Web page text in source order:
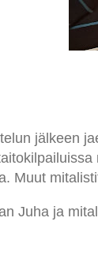
jälkeen
Muut
Juha ja